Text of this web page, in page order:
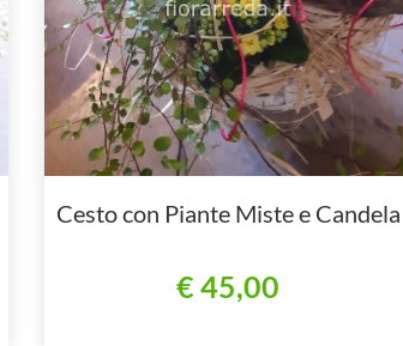
Cesto con Piante Miste e Candela
€ 45,00